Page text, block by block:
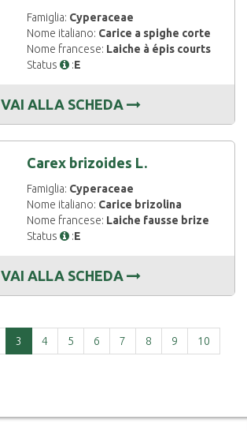
Famiglia: Cyperaceae
Nome italiano: Carice a spighe corte
Nome francese: Laiche à épis courts
Status
:E
VAI ALLA SCHEDA
Carex brizoides L.
Famiglia: Cyperaceae
Nome italiano: Carice brizolina
Nome francese: Laiche fausse brize
Status
:E
VAI ALLA SCHEDA
3 4 5 6 7 8 9 10